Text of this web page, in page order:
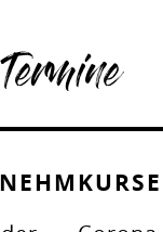
Termine